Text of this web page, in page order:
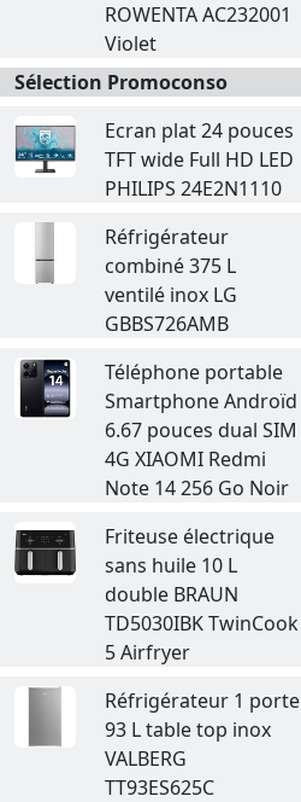
ROWENTA AC232001
Violet
Sélection Promoconso
Ecran plat 24 pouces
TFT wide Full HD LED
PHILIPS 24E2N1110
Réfrigérateur
combiné 375 L
ventilé inox LG
GBBS726AMB
Téléphone portable
Smartphone Androïd
6.67 pouces dual SIM
4G XIAOMI Redmi
Note 14 256 Go Noir
Friteuse électrique
sans huile 10 L
double BRAUN
TD5030IBK TwinCook
5 Airfryer
Réfrigérateur 1 porte
93 L table top inox
VALBERG
TT93ES625C